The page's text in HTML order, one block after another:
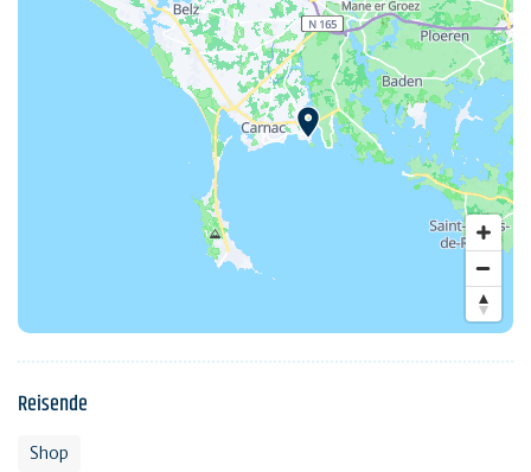
Reisende
Shop